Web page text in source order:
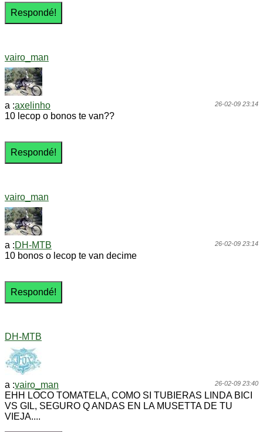
vairo_man
26-02-09 23:14
a :axelinho
10 lecop o bonos te van??
vairo_man
26-02-09 23:14
a :DH-MTB
10 bonos o lecop te van decime
DH-MTB
26-02-09 23:40
a :vairo_man
EHH LOCO TOMATELA, COMO SI TUBIERAS LINDA BICI
VS GIL, SEGURO Q ANDAS EN LA MUSETTA DE TU
VIEJA....